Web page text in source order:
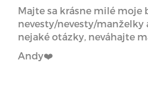
Majte sa krásne milé moje
nevesty/nevesty/manželky
nejaké otázky, neváhajte
Andy❤️